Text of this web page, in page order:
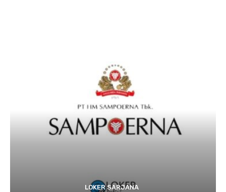
LOKER SARJANA